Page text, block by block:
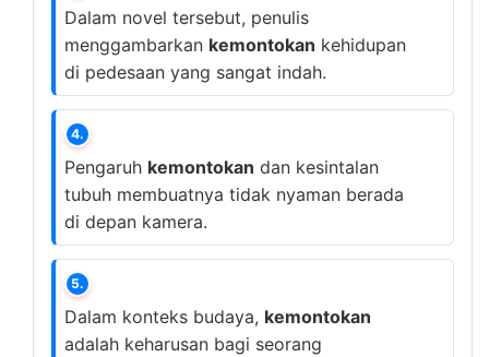
Dalam novel tersebut, penulis
menggambarkan kemontokan kehidupan
di pedesaan yang sangat indah.
4.
Pengaruh kemontokan dan kesintalan
tubuh membuatnya tidak nyaman berada
di depan kamera.
5.
Dalam konteks budaya, kemontokan
adalah keharusan bagi seorang